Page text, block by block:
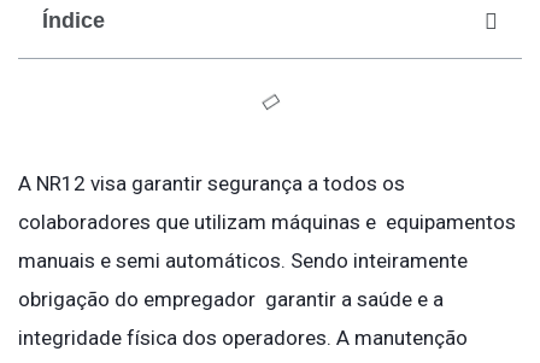
Índice
A NR12 visa garantir segurança a todos os
colaboradores que utilizam máquinas e equipamentos
manuais e semi automáticos. Sendo inteiramente
obrigação do empregador garantir a saúde e a
integridade física dos operadores. A manutenção